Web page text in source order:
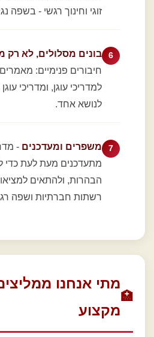
זוגי וחינוך רגשי - בשפה
בונים מסלולים, לא רק
חיבורים פנימיים:
למדריכי עוגן, ומדריכי
לנושא אחד.
משפרים ומעדכנים -
מתעדכנים מעת לעת כדי
הבהרות, ולהתאים
רשתות חברתיות ושפה
🏥
מתי אנחנו
מקצוע